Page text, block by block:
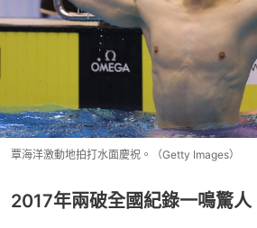
覃海洋激動地拍打水面慶祝。（Getty Images）
2017年兩破全國紀錄一鳴驚人